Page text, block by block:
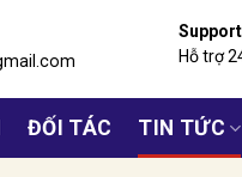
Hỗ trợ
ĐỐI TÁC TIN TỨC